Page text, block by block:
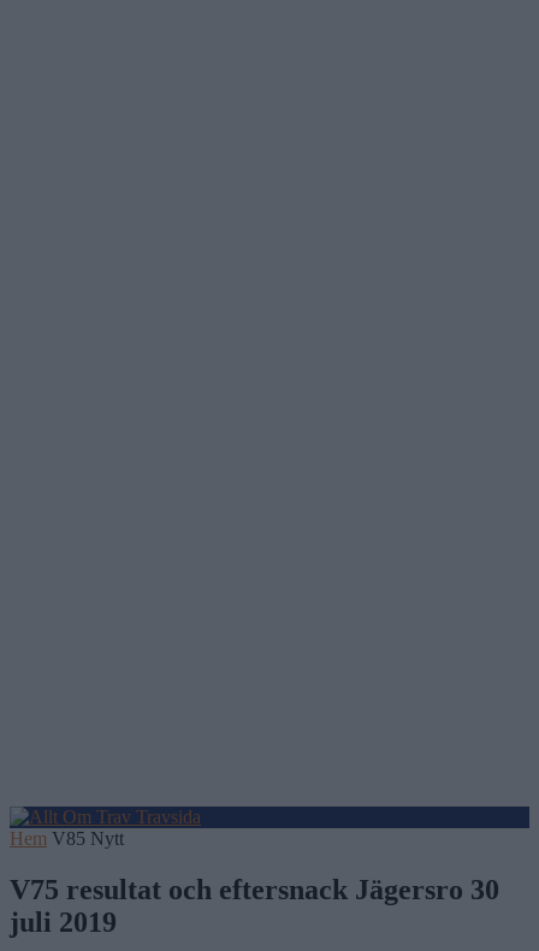
Hem V85 Nytt
V75 resultat och eftersnack Jägersro 30
juli 2019